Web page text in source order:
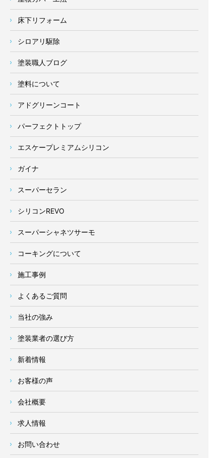
床下リフォーム
シロアリ駆除
塗装職人ブログ
塗料について
アドグリーンコート
パーフェクトトップ
エスケープレミアムシリコン
ガイナ
スーパーセラン
シリコンREVO
スーパーシャネツサーモ
コーキングについて
施工事例
よくあるご質問
当社の強み
塗装業者の選び方
新着情報
お客様の声
会社概要
求人情報
お問い合わせ